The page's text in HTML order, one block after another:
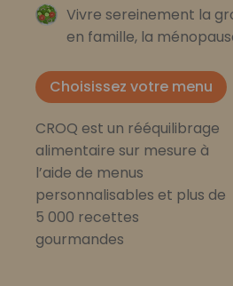
Vivre sereinement la
en famille, la
Choisissez votre menu
CROQ est un rééquilibrage
alimentaire sur mesure à
l’aide de menus
personnalisables et plus de
5 000 recettes
gourmandes